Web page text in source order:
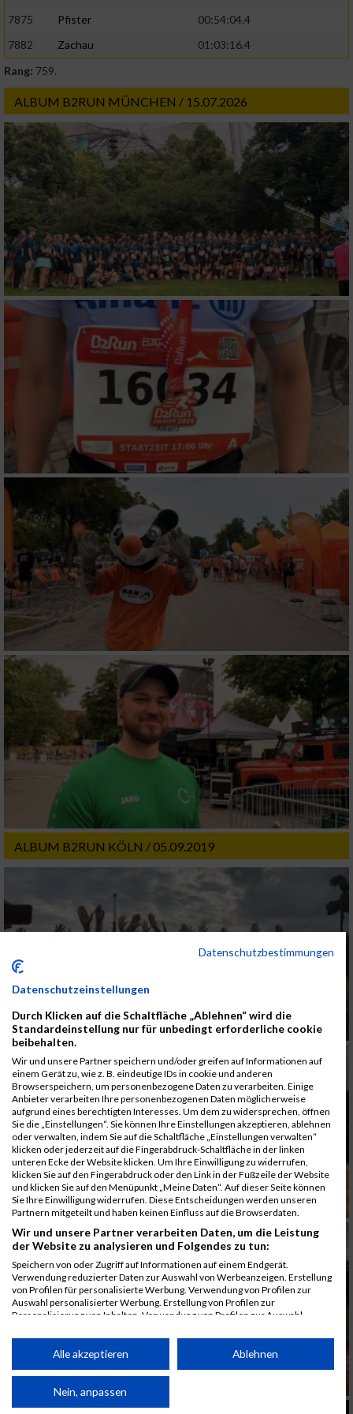
7875
Pfister
00:54:04.4
7882
Zachau
01:03:16.4
Rang: 759.
ALBUM B2RUN MÜNCHEN / 15.07.2026
ALBUM B2RUN KÖLN / 05.09.2019
Datenschutzbestimmungen
Datenschutzeinstellungen
Durch Klicken auf die Schaltfläche „Ablehnen“ wird die
Standardeinstellung nur für unbedingt erforderliche cookie
beibehalten.
Wir und unsere Partner speichern und/oder greifen auf Informationen auf
einem Gerät zu, wie z. B. eindeutige IDs in cookie und anderen
Browserspeichern, um personenbezogene Daten zu verarbeiten. Einige
Anbieter verarbeiten Ihre personenbezogenen Daten möglicherweise
aufgrund eines berechtigten Interesses. Um dem zu widersprechen, öffnen
Sie die „Einstellungen“. Sie können Ihre Einstellungen akzeptieren, ablehnen
oder verwalten, indem Sie auf die Schaltfläche „Einstellungen verwalten“
klicken oder jederzeit auf die Fingerabdruck-Schaltfläche in der linken
unteren Ecke der Website klicken. Um Ihre Einwilligung zu widerrufen,
klicken Sie auf den Fingerabdruck oder den Link in der Fußzeile der Website
und klicken Sie auf den Menüpunkt „Meine Daten“. Auf dieser Seite können
Sie Ihre Einwilligung widerrufen. Diese Entscheidungen werden unseren
Partnern mitgeteilt und haben keinen Einfluss auf die Browserdaten.
Wir und unsere Partner verarbeiten Daten, um die Leistung
der Website zu analysieren und Folgendes zu tun:
Speichern von oder Zugriff auf Informationen auf einem Endgerät.
Verwendung reduzierter Daten zur Auswahl von Werbeanzeigen. Erstellung
von Profilen für personalisierte Werbung. Verwendung von Profilen zur
Auswahl personalisierter Werbung. Erstellung von Profilen zur
Personalisierung von Inhalten. Verwendung von Profilen zur Auswahl
Performance von Inhalten. Analyse von Zielgruppen durch Statistiken oder
Kombinationen von Daten aus verschiedenen Quellen. Entwicklung und
von Inhalten.
Daten können außerhalb der Europäischen Union weitergegeben und in die
Alle akzeptieren Ablehnen
Nein, anpassen